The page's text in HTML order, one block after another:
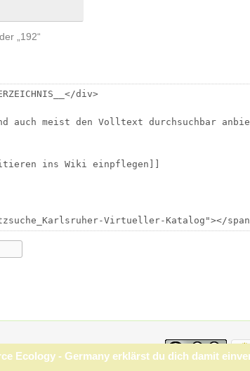
„192“
Ecology - Germany erklärst du dich damit